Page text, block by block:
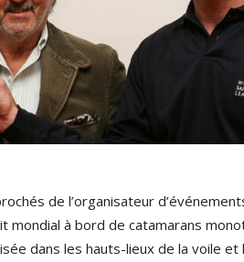
de l’organisateur
mondial à bord de catamarans
dans les hauts-lieux de la voile et